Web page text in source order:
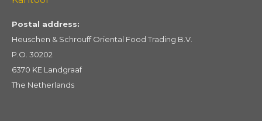
Postal address:
Heuschen & Schrouff Oriental Food Trading B.V.
P.O. 30202
6370 KE Landgraaf
The Netherlands